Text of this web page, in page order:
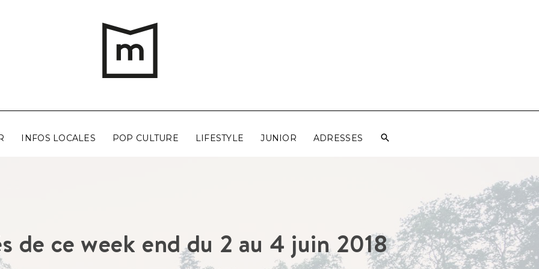
INFOS LOCALES POP CULTURE LIFESTYLE JUNIOR ADRESSES
de ce week end du 2 au 4 juin 2018